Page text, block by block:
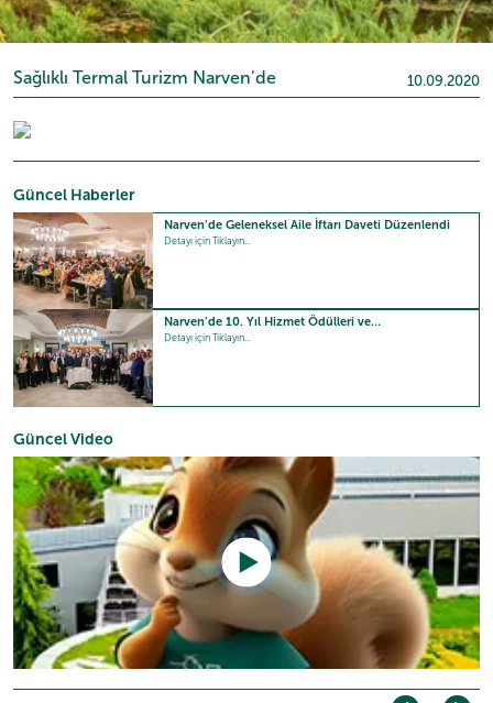
Güncel Haberler
Narven’de Geleneksel Aile İftarı Daveti Düzenlendi
Detayı için Tıklayın...
Narven’de 10. Yıl Hizmet Ödülleri ve…
Detayı için Tıklayın...
Güncel Video
Sağlıklı Termal Turizm Narven’de 10.09.2020